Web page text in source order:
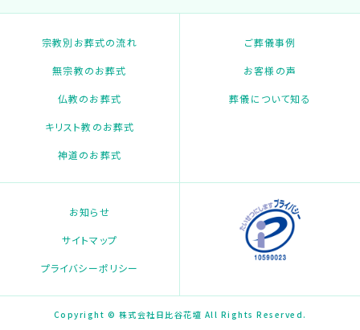
宗教別お葬式の流れ
無宗教のお葬式
仏教のお葬式
キリスト教のお葬式
神道のお葬式
ご葬儀事例
お客様の声
葬儀について知る
お知らせ
サイトマップ
プライバシーポリシー
Copyright © 株式会社日比谷花壇 All Rights Reserved.